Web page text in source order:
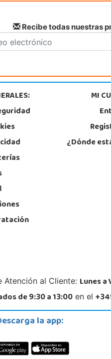
Recibe todas nuestras
MI
¿Dónde
Atención al Cliente: Lunes
de 9:30 a 13:00en el
la app: